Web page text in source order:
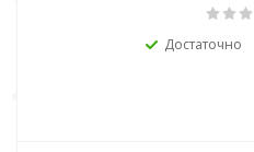
Достаточно